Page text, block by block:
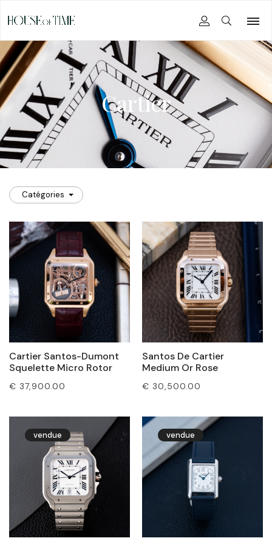
Cartier
Catégories
Cartier Santos-Dumont
Squelette Micro Rotor
€ 37,900.00
Santos De Cartier
Medium Or Rose
€ 30,500.00
vendue vendue